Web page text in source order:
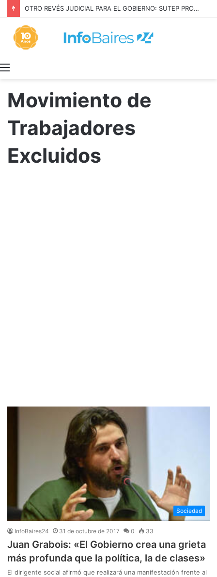
OTRO REVÉS JUDICIAL PARA EL GOBIERNO: SUTEP PROTEGIÓ SU CONVENIO
Movimiento de
Trabajadores
Excluidos
Sociedad
InfoBaires24 31 de octubre de 2017 0 33
Juan Grabois: «El Gobierno crea una grieta
más profunda que la política, la de clases»
El dirigente social afirmó que realizará una manifestación frente al